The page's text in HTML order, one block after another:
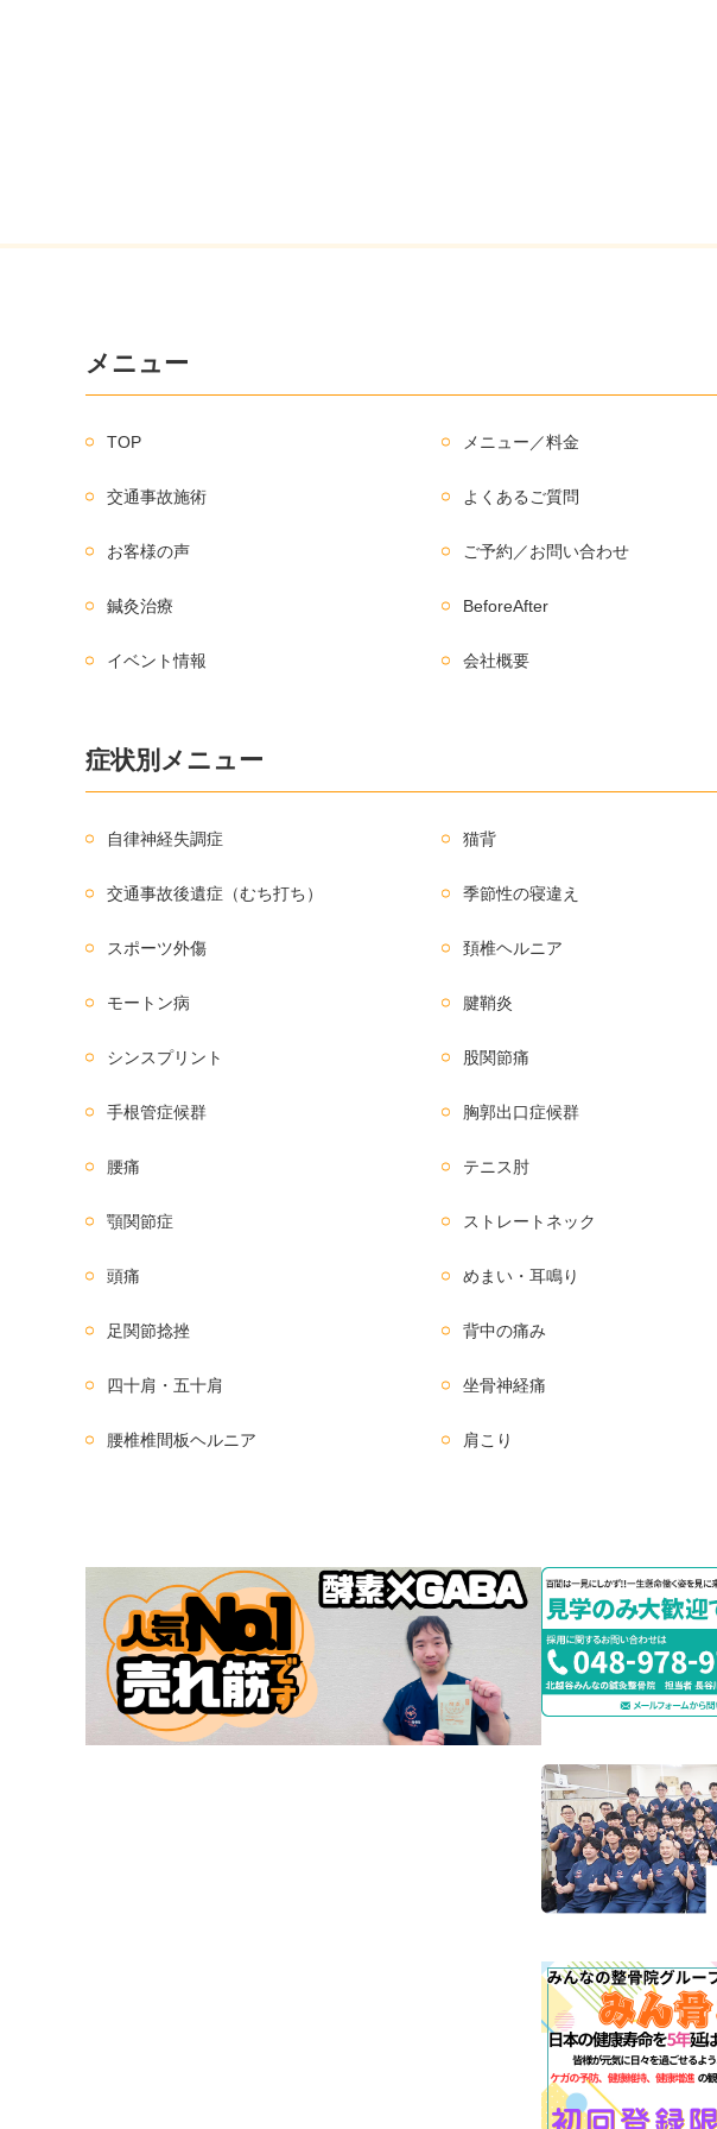
メニュー
TOP メニュー／料金
交通事故施術 よくあるご質問
お客様の声 ご予約／お問い合わせ
鍼灸治療 BeforeAfter
イベント情報 会社概要
症状別メニュー
自律神経失調症 猫背
交通事故後遺症（むち打ち） 季節性の寝違え
スポーツ外傷 頚椎ヘルニア
モートン病 腱鞘炎
シンスプリント 股関節痛
手根管症候群 胸郭出口症候群
腰痛 テニス肘
顎関節症 ストレートネック
頭痛 めまい・耳鳴り
足関節捻挫 背中の痛み
四十肩・五十肩 坐骨神経痛
腰椎椎間板ヘルニア 肩こり